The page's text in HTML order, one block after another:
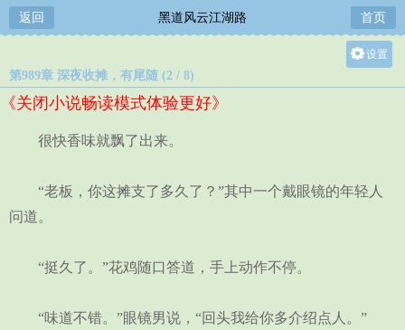
返回 黑道风云江湖路 首页
设置
第989章 深夜收摊，有尾随 (2 / 8)
《关闭小说畅读模式体验更好》
很快香味就飘了出来。
“老板，你这摊支了多久了？”其中一个戴眼镜的年轻人
问道。
“挺久了。”花鸡随口答道，手上动作不停。
“味道不错。”眼镜男说，“回头我给你多介绍点人。”